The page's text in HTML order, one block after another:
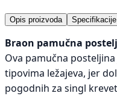
Opis proizvoda Specifikacije
Braon pamučna
Ova pamučna
tipovima ležajeva, jer
pogodnih za singl